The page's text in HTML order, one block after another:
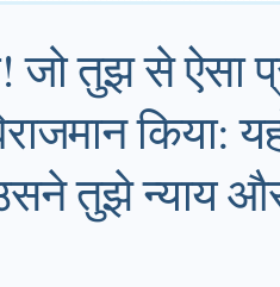
जो तुझ से
किया:
तुझे न्याय और